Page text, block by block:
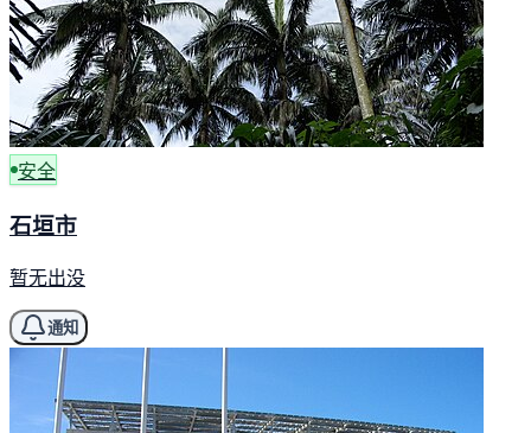
安全
石垣市
暂无出没
通知